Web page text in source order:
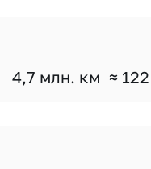
4,7 млн. км ≈